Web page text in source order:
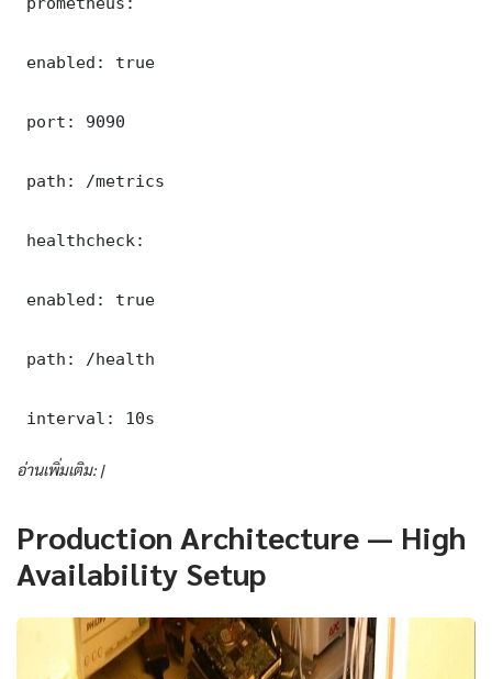
enabled: true
port: 9090
path: /metrics
healthcheck:
enabled: true
path: /health
interval: 10s
อ่านเพิ่มเติม: |
Production Architecture — High
Availability Setup